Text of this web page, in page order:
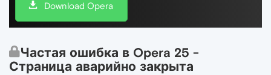
Download Opera
Частая ошибка в Opera 25 -
Страница аварийно закрыта